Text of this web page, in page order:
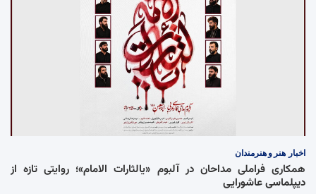
اخبار هنر و هنرمندان
همکاری فراملی مداحان در آلبوم «یالثارات الامام»؛ روایتی تازه از
دیپلماسی عاشورایی